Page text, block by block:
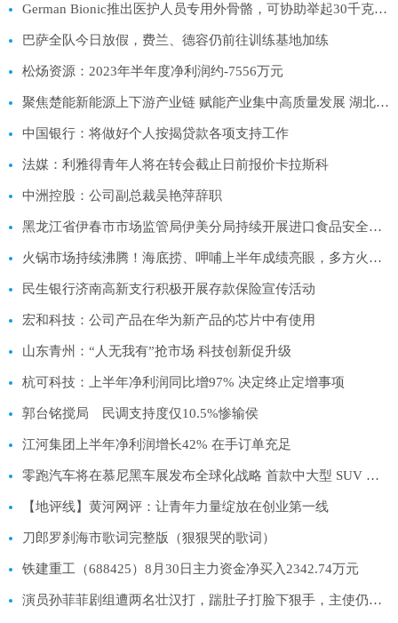
German Bionic推出医护人员专用外骨骼，可协助举起30千克重物
巴萨全队今日放假，费兰、德容仍前往训练基地加练
松炀资源：2023年半年度净利润约-7556万元
聚焦楚能新能源上下游产业链 赋能产业集中高质量发展 湖北夷陵签约24个项目总投资122亿元
中国银行：将做好个人按揭贷款各项支持工作
法媒：利雅得青年人将在转会截止日前报价卡拉斯科
中洲控股：公司副总裁吴艳萍辞职
黑龙江省伊春市市场监管局伊美分局持续开展进口食品安全专项监督检查工作
火锅市场持续沸腾！海底捞、呷哺上半年成绩亮眼，多方火锅势力抢滩
民生银行济南高新支行积极开展存款保险宣传活动
宏和科技：公司产品在华为新产品的芯片中有使用
山东青州：“人无我有”抢市场 科技创新促升级
杭可科技：上半年净利润同比增97% 决定终止定增事项
郭台铭搅局 民调支持度仅10.5%惨输侯
江河集团上半年净利润增长42% 在手订单充足
零跑汽车将在慕尼黑车展发布全球化战略 首款中大型 SUV 同步首发
【地评线】黄河网评：让青年力量绽放在创业第一线
刀郎罗刹海市歌词完整版（狠狠哭的歌词）
铁建重工（688425）8月30日主力资金净买入2342.74万元
演员孙菲菲剧组遭两名壮汉打，踹肚子打脸下狠手，主使仍逍遥